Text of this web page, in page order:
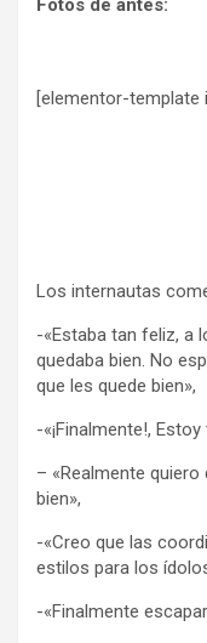
Fotos de antes:
[elementor-template
Los internautas
-«Estaba tan feliz, a
quedaba bien. No
que les quede bien»,
-«¡Finalmente!,
– «Realmente
bien»,
-«Creo que las
estilos para los
-«Finalmente